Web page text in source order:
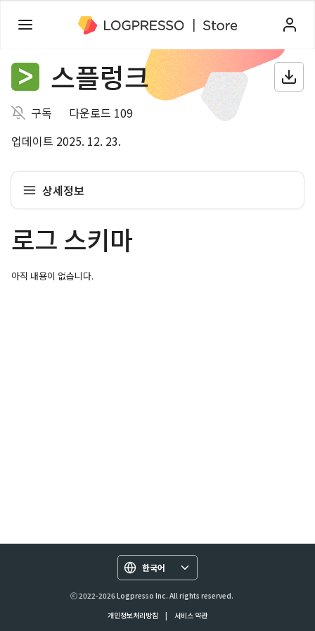
스플렁크
구독
다운로드 109
업데이트 2025. 12. 23.
상세정보
로그 스키마
아직 내용이 없습니다.
한국어
ⓒ 2022-2026 Logpresso Inc. All rights reserved.
개인정보처리방침
| 서비스 약관